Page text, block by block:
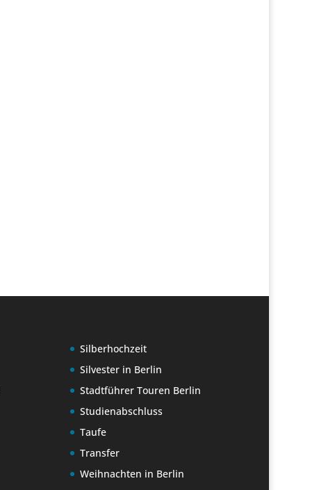
Silberhochzeit
Silvester in Berlin
Stadtführer Touren Berlin
Studienabschluss
Taufe
Transfer
Weihnachten in Berlin